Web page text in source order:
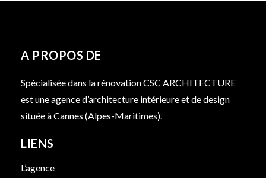
A PROPOS DE
Spécialisée dans la rénovation CSC ARCHITECTURE
est une agence d’architecture intérieure et de design
située à Cannes (Alpes-Maritimes).
LIENS
L’agence